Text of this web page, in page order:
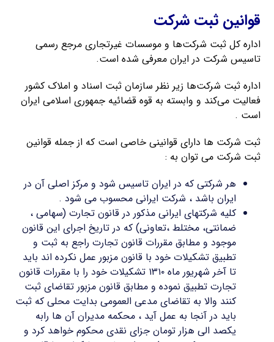
قوانین ثبت شرکت
اداره کل ثبت شرکت‌ها و موسسات غیرتجاری مرجع رسمی
تاسیس شرکت در ایران معرفی شده است.
اداره ثبت شرکت‌ها زیر نظر سازمان ثبت اسناد و املاک کشور
فعالیت می‌کند و وابسته به قوه قضائیه جمهوری اسلامی ایران
است .
ثبت شرکت ها دارای قوانینی خاصی است که از جمله قوانین
ثبت شرکت می توان به :
هر شرکتی که در ایران تاسیس شود و مرکز اصلی آن در
ایران باشد ، شرکت ایرانی محسوب می شود .
کلیه شرکتهای ایرانی مذکور در قانون تجارت (سهامی ،
ضمانتی، مختلط ،تعاونی) که در تاریخ اجرای این قانون
موجود و مطابق مقررات قانون تجارت راجع به ثبت و
تطبیق تشکیلات خود با قانون مزبور عمل نکرده اند باید
تا آخر شهریور ماه ۱۳۱۰ تشکیلات خود را با مقررات قانون
تجارت تطبیق نموده و مطابق قانون مزبور تقاضای ثبت
کنند والا به تقاضای مدعی العمومی بدایت محلی که ثبت
باید در آنجا به عمل آید ، محکمه مدیران آن ها رابه
یکصد الی هزار تومان جزای نقدی محکوم خواهد کرد و